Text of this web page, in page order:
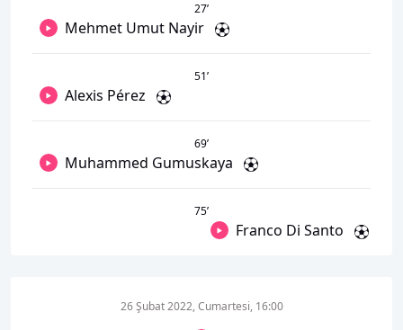
27’
Mehmet Umut Nayir
51’
Alexis Pérez
69’
Muhammed Gumuskaya
75’
Franco Di Santo
26 Şubat 2022, Cumartesi, 16:00